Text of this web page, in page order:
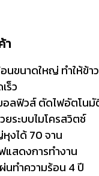
า
นขนาดใหญ่ ทำให้ข้า
ร็ว
อลฟิวส์ ตัดไฟอัตโนมั
ระบบไมโครสวิตช์
งได้ 70 จาน
สดงการทำงาน
นทำความร้อน 4 ปี